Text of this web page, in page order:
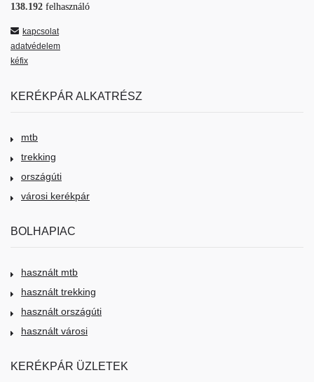
138.192 felhasználó
kapcsolat
adatvédelem
kéfix
KERÉKPÁR ALKATRÉSZ
mtb
trekking
országúti
városi kerékpár
BOLHAPIAC
használt mtb
használt trekking
használt országúti
használt városi
KERÉKPÁR ÜZLETEK